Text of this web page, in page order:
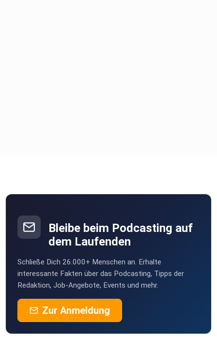
Bleibe beim Podcasting auf
dem Laufenden
Schließe Dich 26.000+ Menschen an. Erhalte
interessante Fakten über das Podcasting, Tipps der
Redaktion, Job-Angebote, Events und mehr.
Zur Anmeldung